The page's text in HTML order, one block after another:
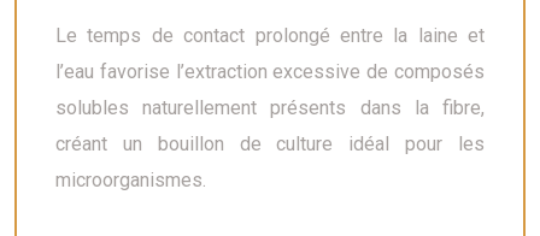
Le temps de contact prolongé entre la laine et
l’eau favorise l’extraction excessive de composés
solubles naturellement présents dans la fibre,
créant un bouillon de culture idéal pour les
microorganismes.